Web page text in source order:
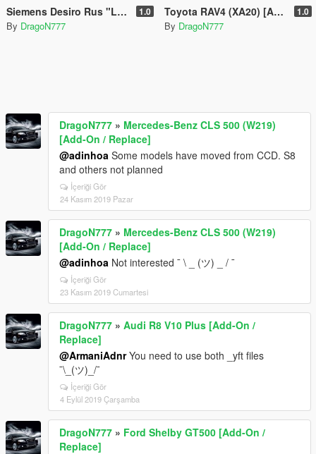
Siemens Desiro Rus "Lastochka" [Replace] 1.0
By DragoN777
Toyota RAV4 (XA20) [Add-On / Replace] 1.0
By DragoN777
DragoN777 » Mercedes-Benz CLS 500 (W219)
[Add-On / Replace]
@adinhoa Some models have moved from CCD. S8
and others not planned
İçeriği Gör
24 Kasım 2019 Pazar
DragoN777 » Mercedes-Benz CLS 500 (W219)
[Add-On / Replace]
@adinhoa Not interested ¯ \ _ (ツ) _ / ¯
İçeriği Gör
23 Kasım 2019 Cumartesi
DragoN777 » Audi R8 V10 Plus [Add-On /
Replace]
@ArmaniAdnrYou need to use both _yft files
¯\_(ツ)_/¯
İçeriği Gör
4 Eylül 2019 Çarşamba
DragoN777 » Ford Shelby GT500 [Add-On /
Replace]